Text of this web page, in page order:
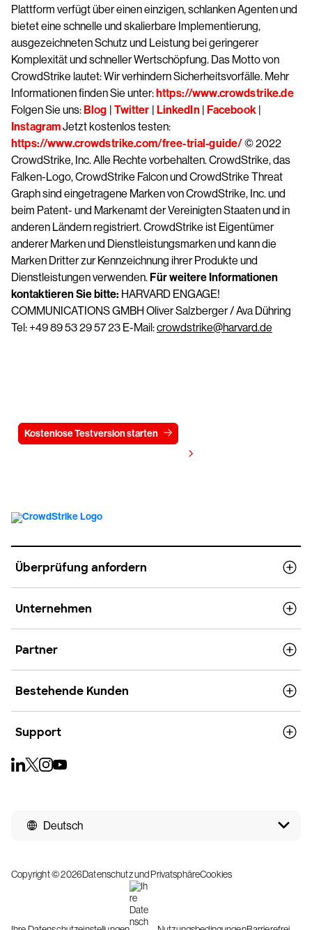
Plattform verfügt über einen einzigen, schlanken Agenten und
bietet eine schnelle und skalierbare Implementierung,
ausgezeichneten Schutz und Leistung bei geringerer
Komplexität und schneller Wertschöpfung. Das Motto von
CrowdStrike lautet: Wir verhindern Sicherheitsvorfälle. Mehr
Informationen finden Sie unter:https://www.crowdstrike.de
Folgen Sie uns:Blog | Twitter | LinkedIn| Facebook|
InstagramJetzt kostenlos testen:
https://www.crowdstrike.com/free-trial-guide/© 2022
CrowdStrike, Inc. Alle Rechte vorbehalten. CrowdStrike, das
Falken-Logo, CrowdStrike Falcon und CrowdStrike Threat
Graph sind eingetragene Marken von CrowdStrike, Inc. und
beim Patent- und Markenamt der Vereinigten Staaten und in
anderen Ländern registriert. CrowdStrike ist Eigentümer
anderer Marken und Dienstleistungsmarken und kann die
Marken Dritter zur Kennzeichnung ihrer Produkte und
Dienstleistungen verwenden.Für weitere Informationen
kontaktieren Sie bitte: HARVARD ENGAGE!
COMMUNICATIONS GMBH Oliver Salzberger / Ava Dühring
Tel: +49 89 53 29 57 23 E-Mail:crowdstrike@harvard.de
Kostenlose Testversion starten
Überprüfung anfordern
Unternehmen
Partner
Bestehende Kunden
Support
Deutsch
Copyright © 2026Datenschutz und PrivatsphäreCookies